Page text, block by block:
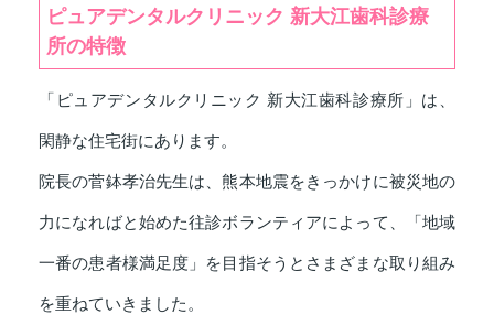
ピュアデンタルクリニック 新大江歯科診療
所の特徴
「ピュアデンタルクリニック 新大江歯科診療所」は、
閑静な住宅街にあります。
院長の菅鉢孝治先生は、熊本地震をきっかけに被災地の
力になればと始めた往診ボランティアによって、「地域
一番の患者様満足度」を目指そうとさまざまな取り組み
を重ねていきました。